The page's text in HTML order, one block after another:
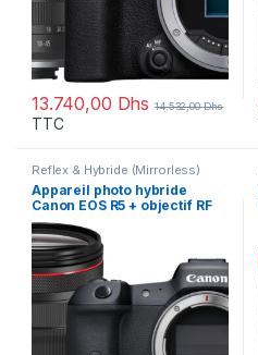
13.740,00 Dhs 14.532,00Dhs
TTC
Reflex & Hybride (Mirrorless)
Appareil photo hybride
Canon EOS R5 + objectif RF
24-105 mm F4L IS USM
(4147C016AA)